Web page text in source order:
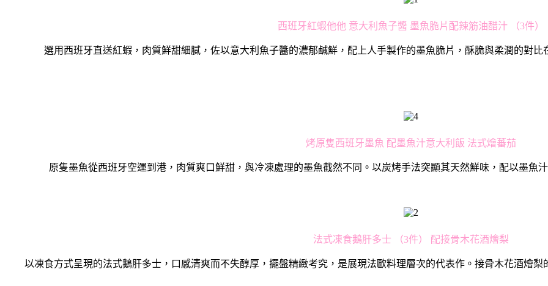
⻄班牙紅蝦他他 意⼤利⿂⼦醬 墨⿂脆片配辣筋油醋汁 （3件）
選⽤⻄班牙直送紅蝦，⾁質鮮甜細膩，佐以意⼤利⿂⼦醬的濃郁鹹鮮，配上⼈⼿製作的墨⿂脆片，酥脆與柔潤的對
烤原隻⻄班牙墨⿂ 配墨⿂汁意⼤利飯 法式燴蕃茄
原隻墨⿂從⻄班牙空運到港，⾁質爽⼝鮮甜，與冷凍處理的墨⿂截然不同。以炭烤⼿法突顯其天然鮮味，配以墨⿂
法式凍食鵝肝多⼠ （3件） 配接骨⽊花酒燴梨
以凍食⽅式呈現的法式鵝肝多⼠，⼝感清爽⽽不失醇厚，擺盤精緻考究，是展現法歐料理層次的代表作。接骨⽊花酒燴